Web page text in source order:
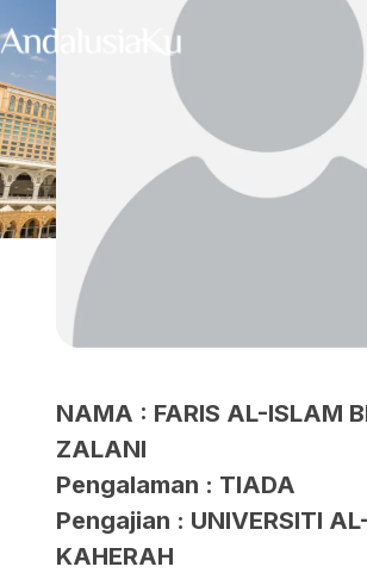
NAMA : FARIS AL-ISLAM
ZALANI
Pengalaman : TIADA
Pengajian : UNIVERSITI
KAHERAH